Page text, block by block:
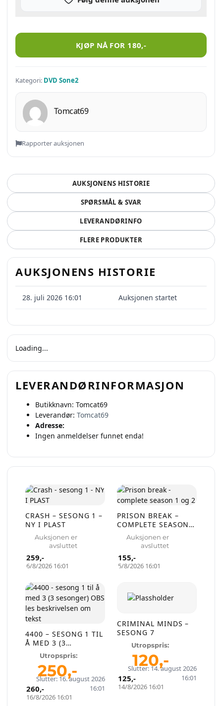
Simpsons, the – sesong 7 – collectors edition (Marge head) antall
KJØP NÅ FOR 180,-
Kategori: DVD Sone2
Tomcat69
Rapporter auksjonen
AUKSJONENS HISTORIE
SPØRSMÅL & SVAR
LEVERANDØRINFO
FLERE PRODUKTER
AUKSJONENS HISTORIE
28. juli 2026 16:01 Auksjonen startet
Loading...
LEVERANDØRINFORMASJON
Butikknavn: Tomcat69
Leverandør: Tomcat69
Adresse:
Ingen anmeldelser funnet enda!
CRASH – SESONG 1 –
NY I PLAST
Auksjonen er
avsluttet
6/8/2026 16:01
259,-
PRISON BREAK –
COMPLETE SEASON 1
OG 2Auksjonen er
avsluttet
5/8/2026 16:01
155,-
Slutter: 16. august 2026
16:01
4400 – SESONG 1 TIL
Å MED 3 (3
SESONGER) OBS LES
BESKRIVELSEN OM
TEKST
Utropspris:
250,-
16/8/2026 16:01
260,-
Slutter: 14. august 2026
16:01
CRIMINAL MINDS –
SESONG 7
Utropspris:
120,-
14/8/2026 16:01
125,-